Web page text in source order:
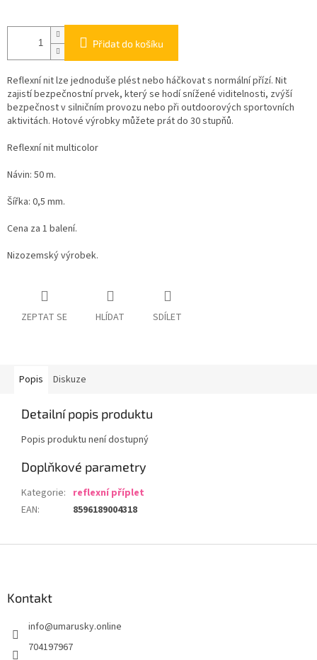
Přidat do košíku
Reflexní nit lze jednoduše plést nebo háčkovat s normální přízí. Nit
zajistí bezpečnostní prvek, který se hodí snížené viditelnosti, zvýší
bezpečnost v silničním provozu nebo při outdoorových sportovních
aktivitách. Hotové výrobky můžete prát do 30 stupňů.
Reflexní nit multicolor
Návin: 50 m.
Šířka: 0,5 mm.
Cena za 1 balení.
Nizozemský výrobek.
ZEPTAT SE HLÍDAT SDÍLET
Popis Diskuze
Detailní popis produktu
Popis produktu není dostupný
Doplňkové parametry
Kategorie: reflexní příplet
EAN: 8596189004318
Kontakt
info@umarusky.online
704197967